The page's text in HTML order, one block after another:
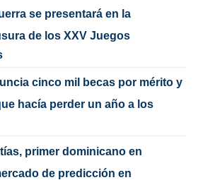
se presentará en la
de los XXV Juegos
cinco mil becas por mérito y
hacía perder un año a los
primer dominicano en
de predicción en